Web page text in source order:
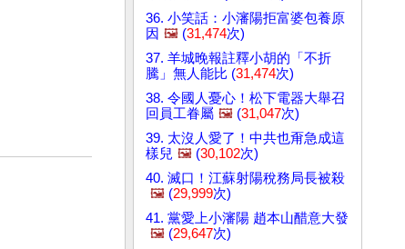
36. 小笑話：小瀋陽拒富婆包養原
因 🖼️ (31,474次)
37. 羊城晚報註釋小胡的「不折
騰」無人能比 (31,474次)
38. 令國人憂心！松下電器大舉召
回員工眷屬 🖼️ (31,047次)
39. 太沒人愛了！中共也甭急成這
樣兒 🖼️ (30,102次)
40. 滅口！江蘇射陽稅務局長被殺
🖼️ (29,999次)
41. 黨愛上小瀋陽 趙本山醋意大發
🖼️ (29,647次)